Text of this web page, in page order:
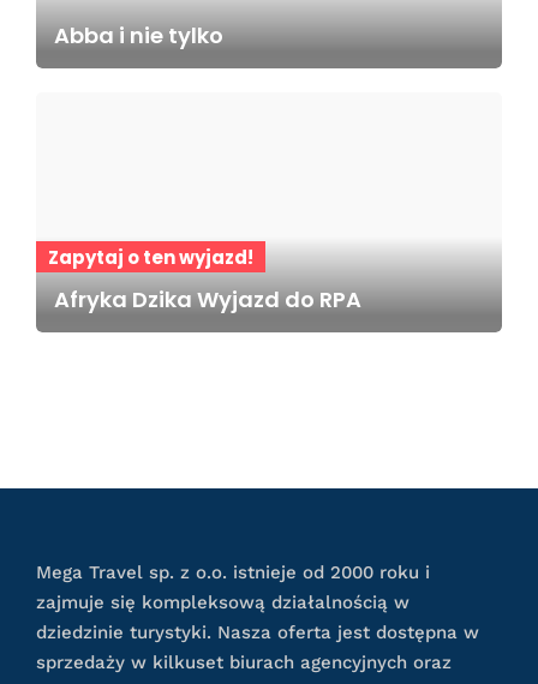
Abba i nie tylko
Zapytaj o ten wyjazd!
Afryka Dzika Wyjazd do RPA
Mega Travel sp. z o.o. istnieje od 2000 roku i
zajmuje się kompleksową działalnością w
dziedzinie turystyki. Nasza oferta jest dostępna w
sprzedaży w kilkuset biurach agencyjnych oraz